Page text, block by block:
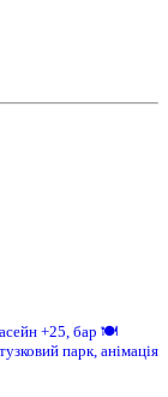
+25, бар 🍽️
парк, анімація